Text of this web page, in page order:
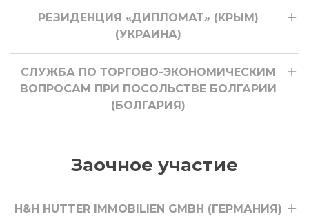
РЕЗИДЕНЦИЯ «ДИПЛОМАТ» (КРЫМ)
(УКРАИНА)
СЛУЖБА ПО ТОРГОВО-ЭКОНОМИЧЕСКИМ
ВОПРОСАМ ПРИ ПОСОЛЬСТВЕ БОЛГАРИИ
(БОЛГАРИЯ)
Заочное участие
H&H HUTTER IMMOBILIEN GMBH (ГЕРМАНИЯ)